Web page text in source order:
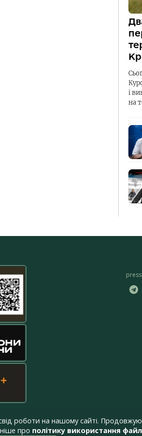
і
на
роботи на нашому сайті.
про політику використання